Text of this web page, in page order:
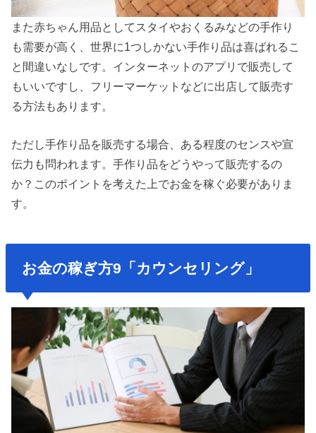
また赤ちゃん用品としてスタイやおくるみなどの手作り
も需要が高く、世界に1つしかない手作り品は喜ばれるこ
と間違いなしです。インターネットのアプリで販売して
もいいですし、フリーマーケットなどに出店して販売す
る方法もあります。
ただし手作り品を販売する場合、ある程度のセンスや宣
伝力も問われます。手作り品をどうやって販売するの
か？このポイントを考えた上でお金を稼ぐ必要がありま
す。
お金の稼ぎ方9「カウンセリング」